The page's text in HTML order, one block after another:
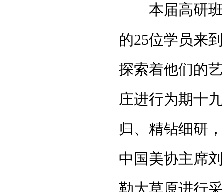
本届高研班
的25位学员来
探索着他们的
庄进行为期十
归、精钻细研
中国美协主席
勒大草原进行